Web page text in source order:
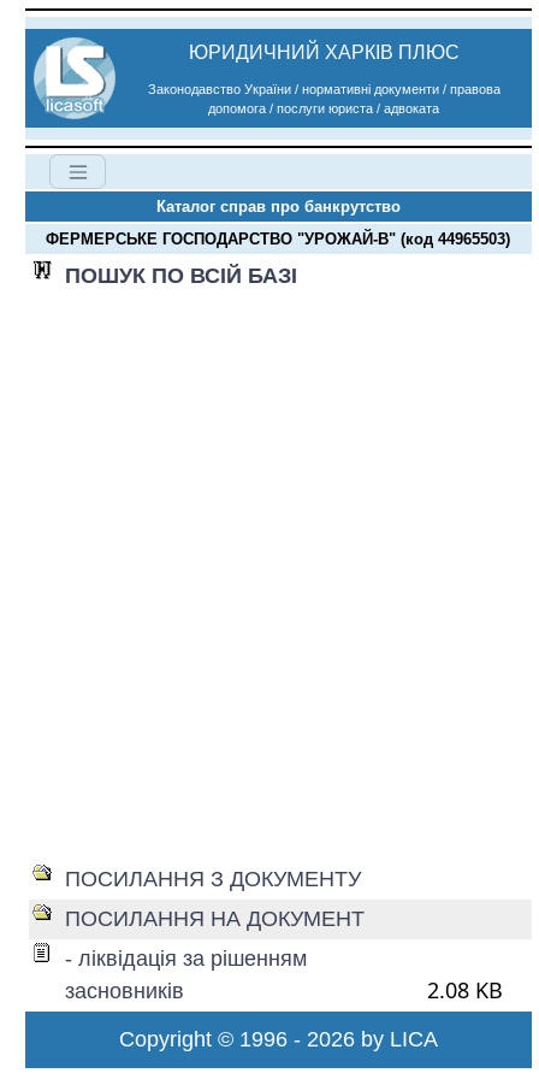
ЮРИДИЧНИЙ ХАРКІВ ПЛЮС
Законодавство України / нормативні документи / правова
допомога / послуги юриста / адвоката
Каталог справ про банкрутство
ФЕРМЕРСЬКЕ ГОСПОДАРСТВО "УРОЖАЙ-В" (код 44965503)
ПОШУК ПО ВСІЙ БАЗІ
ПОСИЛАННЯ З ДОКУМЕНТУ
ПОСИЛАННЯ НА ДОКУМЕНТ
- ліквідація за рішенням
засновників
2.08 KB
Copyright © 1996 - 2026 by LICA